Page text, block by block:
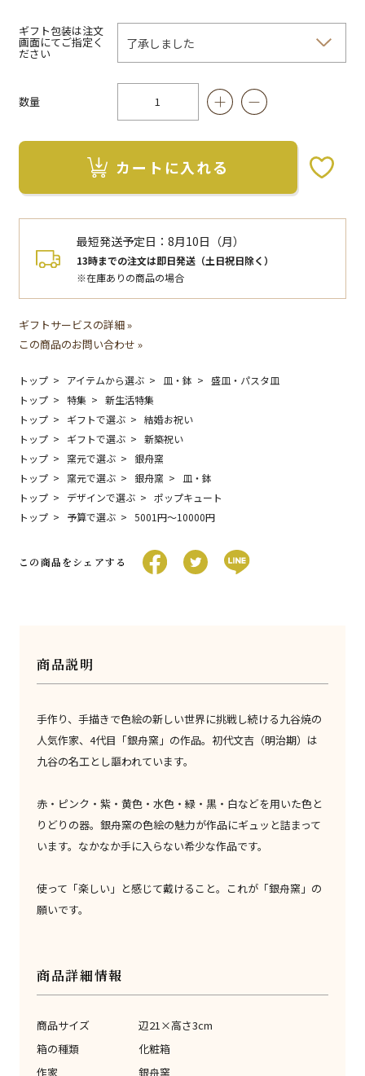
ギフト包装は注文
画面にてご指定く
ださい
数量
カートに入れる
最短発送予定日：8月10日（月）
13時までの注文は即日発送（土日祝日除く）
※在庫ありの商品の場合
ギフトサービスの詳細 »
この商品のお問い合わせ »
トップ アイテムから選ぶ 皿・鉢
盛皿・パスタ皿
トップ
特集
新生活特集
トップ
ギフトで選ぶ
結婚お祝い
トップ
ギフトで選ぶ
新築祝い
トップ
窯元で選ぶ
銀舟窯
トップ
窯元で選ぶ 銀舟窯
皿・鉢
トップ
デザインで選ぶ
ポップキュート
トップ
予算で選ぶ 5001円〜10000円
この商品をシェアする
商品説明
手作り、手描きで色絵の新しい世界に挑戦し続ける九谷焼の
人気作家、4代目「銀舟窯」の作品。初代文吉（明治期）は
九谷の名工とし謳われています。
赤・ピンク・紫・黄色・水色・緑・黒・白などを用いた色と
りどりの器。銀舟窯の色絵の魅力が作品にギュッと詰まって
います。なかなか手に入らない希少な作品です。
使って「楽しい」と感じて戴けること。これが「銀舟窯」の
願いです。
商品詳細情報
商品サイズ
辺21×高さ3cm
箱の種類
化粧箱
作家
銀舟窯